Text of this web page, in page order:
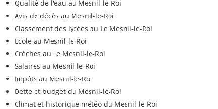
Qualité de l'eau au Mesnil-le-Roi
Avis de décès au Mesnil-le-Roi
Classement des lycées au Le Mesnil-le-Roi
Ecole au Mesnil-le-Roi
Crèches au Le Mesnil-le-Roi
Salaires au Mesnil-le-Roi
Impôts au Mesnil-le-Roi
Dette et budget du Mesnil-le-Roi
Climat et historique météo du Mesnil-le-Roi